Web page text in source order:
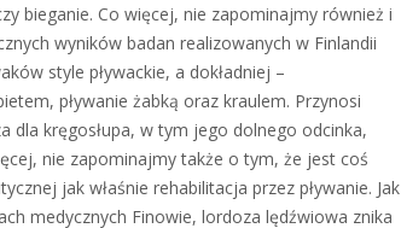
bieganie. Co więcej, nie zapominajmy również i
wyników badan realizowanych w Finlandii
style pływackie, a dokładniej –
pływanie żabką oraz kraulem. Przynosi
dla kręgosłupa, w tym jego dolnego odcinka,
nie zapominajmy także o tym, że jest coś
jak właśnie rehabilitacja przez pływanie. Jak
medycznych Finowie, lordoza lędźwiowa znika